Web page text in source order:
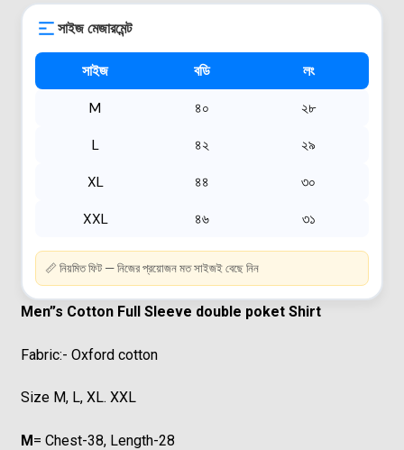
সাইজ মেজারমেন্ট
সাইজ বডি
লং
M
৪০
২৮
L
৪২
২৯
XL
৪৪
৩০
XXL
৪৬ ৩১
📏 নিয়মিত ফিট — নিজের প্রয়োজন মত সাইজই বেছে নিন
Men”s Cotton Full Sleeve double poket Shirt
Fabric:- Oxford cotton
Size M, L, XL. XXL
M= Chest-38, Length-28